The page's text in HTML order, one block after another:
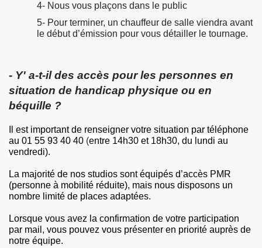
4- Nous vous plaçons dans le public
5- Pour terminer, un chauffeur de salle viendra avant
le début d’émission pour vous détailler le tournage.
- Y' a-t-il des accès pour les personnes en
situation de handicap physique ou en
béquille ?
Il est important de renseigner votre situation par téléphone
au 01 55 93 40 40 (entre 14h30 et 18h30, du lundi au
vendredi).
La majorité de nos studios sont équipés d’accès PMR
(personne à mobilité réduite), mais nous disposons un
nombre limité de places adaptées.
Lorsque vous avez la confirmation de votre participation
par mail, vous pouvez vous présenter en priorité auprès de
notre équipe.